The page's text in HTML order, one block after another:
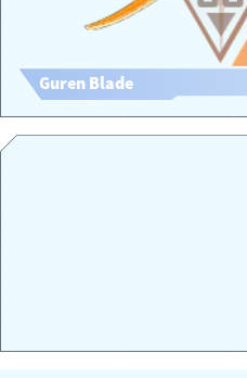
Guren Blade